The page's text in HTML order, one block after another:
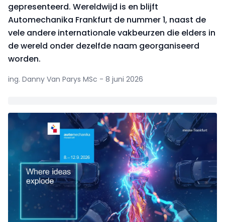
gepresenteerd. Wereldwijd is en blijft
Automechanika Frankfurt de nummer 1, naast de
vele andere internationale vakbeurzen die elders in
de wereld onder dezelfde naam georganiseerd
worden.
ing. Danny Van Parys MSc - 8 juni 2026